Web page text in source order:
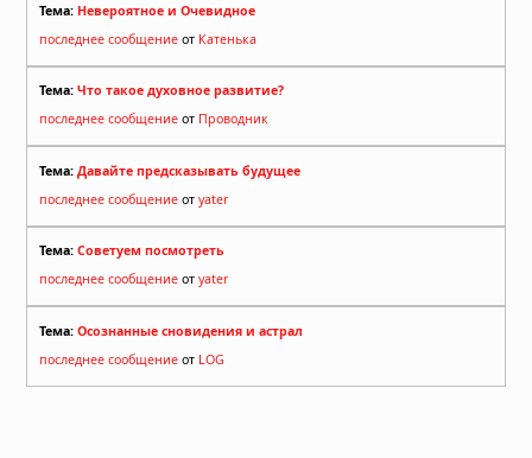
Тема: Невероятное и Очевидное
последнее сообщение от Катенька
Тема: Что такое духовное развитие?
последнее сообщение от Проводник
Тема: Давайте предсказывать будущее
последнее сообщение от yater
Тема: Советуем посмотреть
последнее сообщение от yater
Тема: Осознанные сновидения и астрал
последнее сообщение от LOG